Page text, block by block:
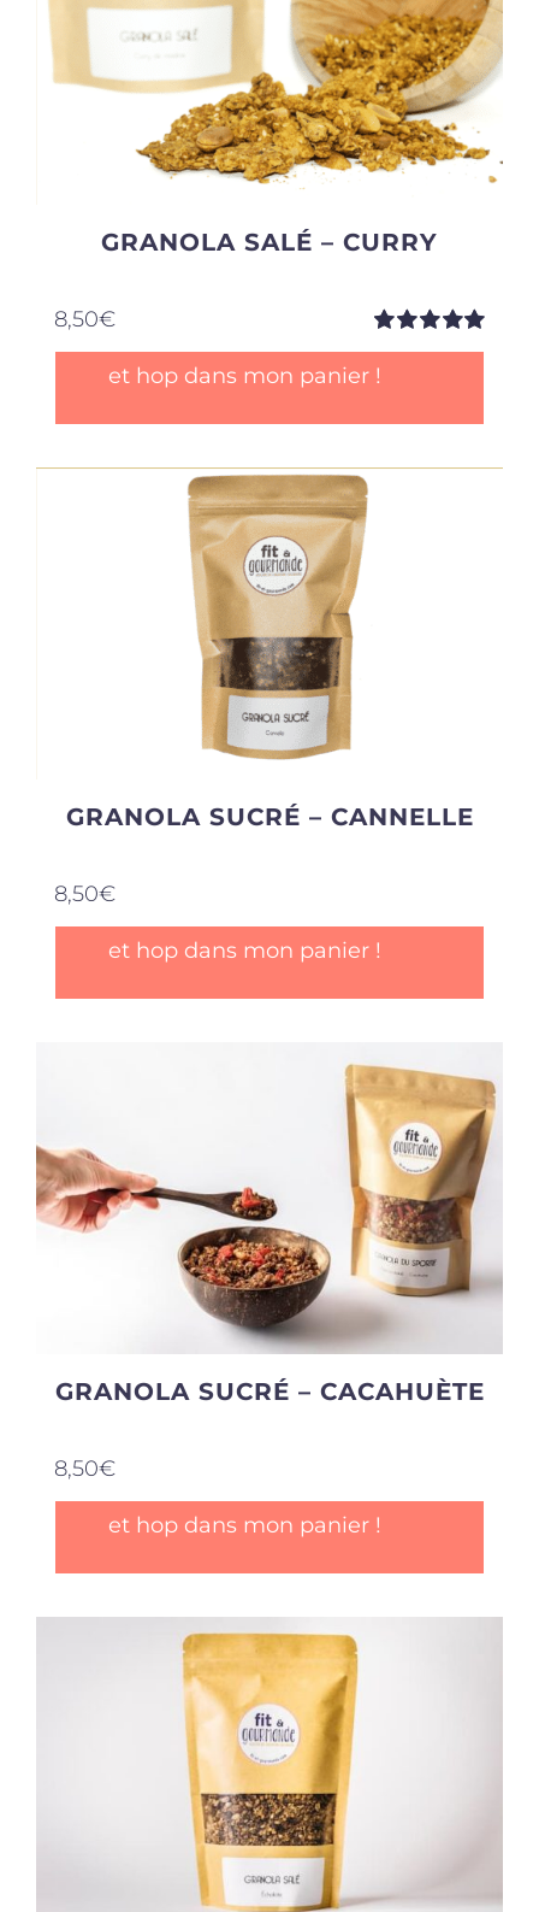
GRANOLA SALÉ – CURRY
Note5.00sur
8,50€
et hop dans mon panier !
GRANOLA SUCRÉ – CANNELLE
8,50€
et hop dans mon panier !
GRANOLA SUCRÉ – CACAHUÈTE
8,50€
et hop dans mon panier !